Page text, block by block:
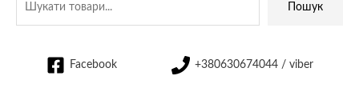
Пошук
Facebook +380630674044 / viber